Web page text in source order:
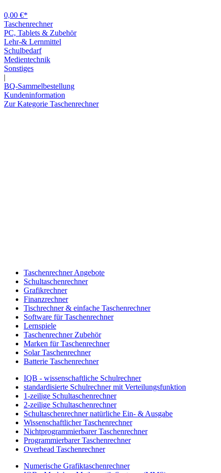
0,00 €*
Taschenrechner
PC, Tablets & Zubehör
Lehr-& Lernmittel
Schulbedarf
Medientechnik
Sonstiges
|
BQ-Sammelbestellung
Kundeninformation
Zur Kategorie Taschenrechner
Taschenrechner Angebote
Schultaschenrechner
Grafikrechner
Finanzrechner
Tischrechner & einfache Taschenrechner
Software für Taschenrechner
Lernspiele
Taschenrechner Zubehör
Marken für Taschenrechner
Solar Taschenrechner
Batterie Taschenrechner
IQB - wissenschaftliche Schulrechner
standardisierte Schulrechner mit Verteilungsfunktion
1-zeilige Schultaschenrechner
2-zeilige Schultaschenrechner
Schultaschenrechner natürliche Ein- & Ausgabe
Wissenschaftlicher Taschenrechner
Nichtprogrammierbarer Taschenrechner
Programmierbarer Taschenrechner
Overhead Taschenrechner
Numerische Grafiktaschenrechner